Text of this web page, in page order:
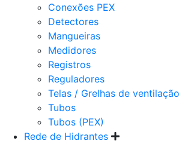
Conexões PEX
Detectores
Mangueiras
Medidores
Registros
Reguladores
Telas / Grelhas de ventilação
Tubos
Tubos (PEX)
Rede de Hidrantes